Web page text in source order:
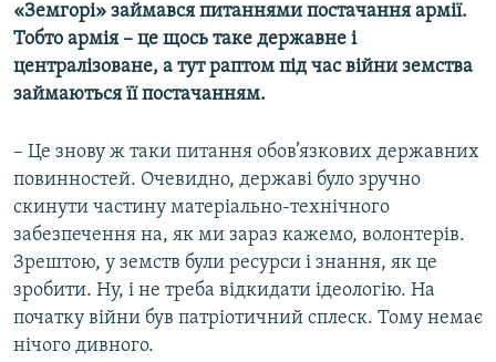
«Земгорі» займався питаннями постачання армії.
Тобто армія – це щось таке державне і
централізоване, а тут раптом під час війни земства
займаються її постачанням.
– Це знову ж таки питання обов’язкових державних
повинностей. Очевидно, державі було зручно
скинути частину матеріально-технічного
забезпечення на, як ми зараз кажемо, волонтерів.
Зрештою, у земств були ресурси і знання, як це
зробити. Ну, і не треба відкидати ідеологію. На
початку війни був патріотичний сплеск. Тому немає
нічого дивного.